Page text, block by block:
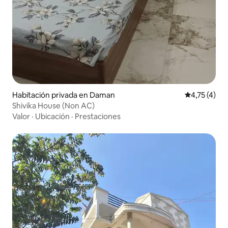
Habitación privada en Daman Calificación
4,75 (4)
Shivika House (Non AC)
Valor · Ubicación · Prestaciones